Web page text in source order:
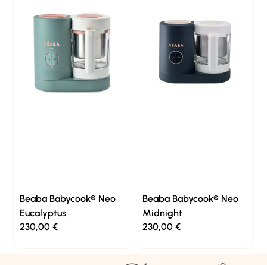
Beaba Babycook® Neo
Eucalyptus
230,00€
Beaba Babycook® Neo
Midnight
230,00 €